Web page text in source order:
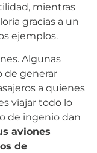
mientras
gracias a un
ejemplos.
Algunas
de generar
a quienes
viajar todo lo
de ingenio dan
aviones
de